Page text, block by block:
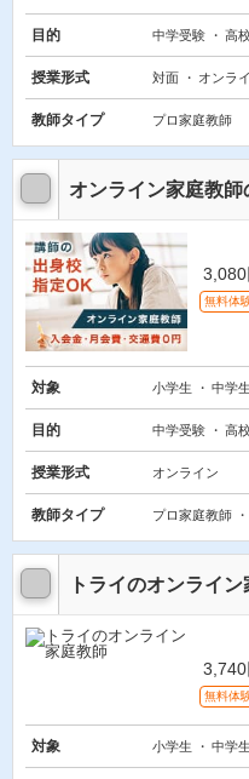
目的 中学受験 高
授業形式 対面 オンラ
教師タイプ プロ家庭教師
オンライン家庭教師
3,080
無料体
対象 小学生 中学生
目的 中学受験 高
授業形式 オンライン
教師タイプ プロ家庭教師
トライのオンライ
3,740
無料体
対象 小学生 中学生